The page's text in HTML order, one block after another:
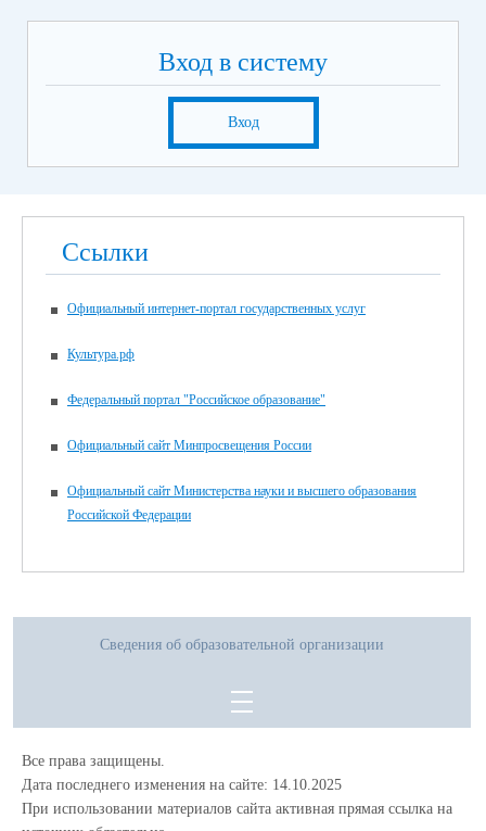
Вход в систему
Вход
Ссылки
Официальный интернет-портал государственных услуг
Культура.рф
Федеральный портал "Российское образование"
Официальный сайт Минпросвещения России
Официальный сайт Министерства науки и высшего образования
Российской Федерации
Сведения об образовательной организации
Все права защищены.
Дата последнего изменения на сайте: 14.10.2025
При использовании материалов сайта активная прямая ссылка на